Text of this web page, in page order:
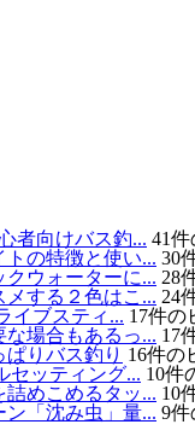
者向けバス釣... 41
の特徴と使い... 30
ウォーターに... 28
する２色はこ... 24
イブスティ... 17件の
場合もあるっ... 17
りバス釣り 16件の
セッティング... 10件
めこめるタッ... 10
「沈み虫」量... 9件